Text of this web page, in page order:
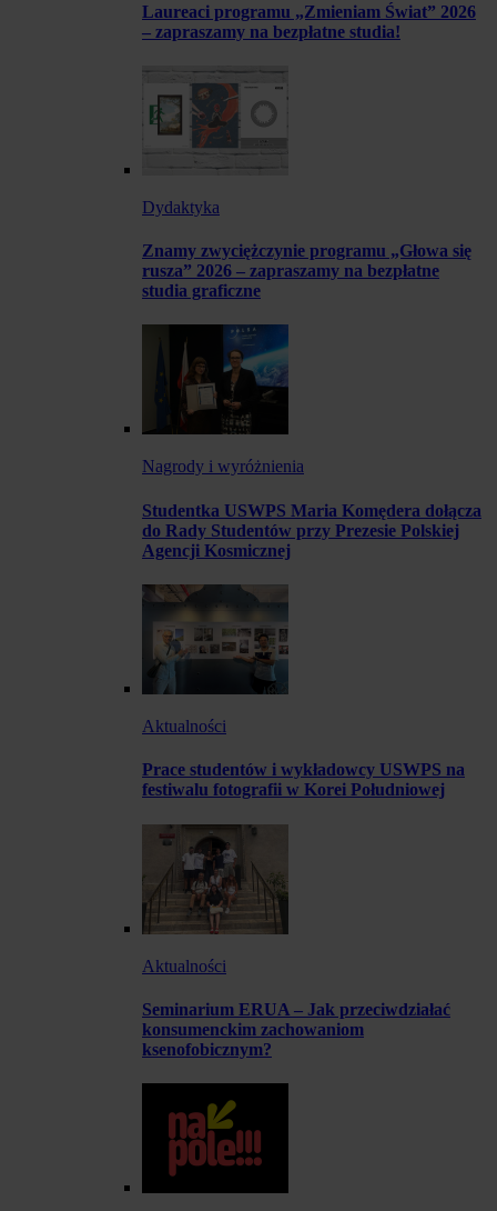
Laureaci programu „Zmieniam Świat” 2026
– zapraszamy na bezpłatne studia!
Dydaktyka
Znamy zwyciężczynie programu „Głowa się
rusza” 2026 – zapraszamy na bezpłatne
studia graficzne
Nagrody i wyróżnienia
Studentka USWPS Maria Komędera dołącza
do Rady Studentów przy Prezesie Polskiej
Agencji Kosmicznej
Aktualności
Prace studentów i wykładowcy USWPS na
festiwalu fotografii w Korei Południowej
Aktualności
Seminarium ERUA – Jak przeciwdziałać
konsumenckim zachowaniom
ksenofobicznym?